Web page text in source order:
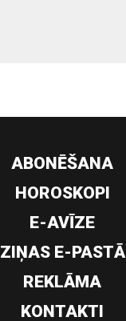
ABONĒŠANA
HOROSKOPI
E-AVĪZE
ZIŅAS E-PASTĀ
REKLĀMA
KONTAKTI